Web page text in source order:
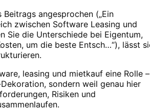
Beitrags angesprochen („Ein
zwischen Software Leasing und
Sie die Unterschiede bei Eigentum,
um die beste Entsch…“), lässt
leasing und mietkauf eine Rolle –
sondern weil genau hier
Risiken und